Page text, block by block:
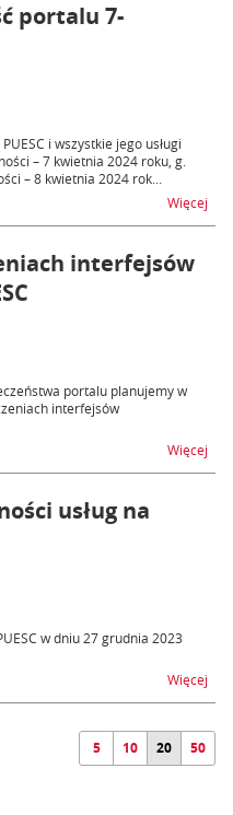
portalu 7-
i wszystkie jego usługi
– 7 kwietnia 2024 roku, g.
– 8 kwietnia 2024 rok...
Więcej
interfejsów
portalu planujemy w
interfejsów
Więcej
usług na
w dniu 27 grudnia 2023
Więcej
5 10 20 50